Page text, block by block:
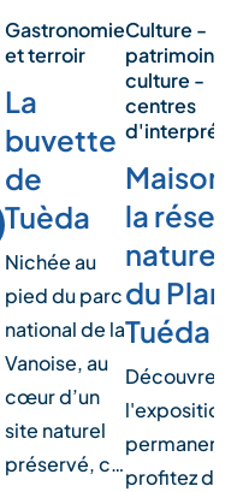
Gastronomie
et terroir
La
buvette
de
Tuèda
Nichée au
pied du parc
national de la
Vanoise, au
cœur d’un
site naturel
préservé, c…
Culture -
patrimoine -
culture -
centres
Maison
la
du Plan
Tuéda
Découvrez
l'exposition
profitez des